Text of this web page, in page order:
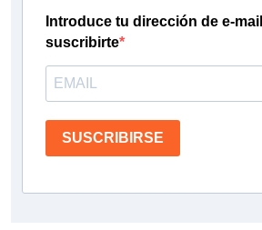
Introduce tu dirección de e-
suscribirte
SUSCRIBIRSE